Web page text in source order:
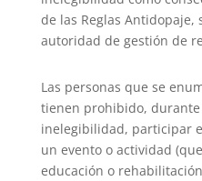
de las Reglas Antidopaje,
autoridad de gestión de
Las personas que se
tienen prohibido,
inelegibilidad, participar
un evento o actividad
educación o